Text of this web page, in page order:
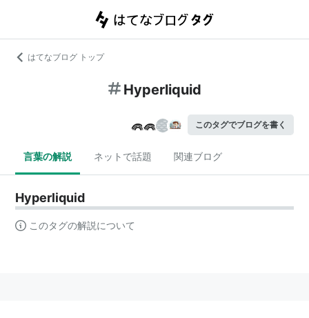
はてなブログ トップ
Hyperliquid
このタグでブログを書く
言葉の解説 ネットで話題 関連ブログ
Hyperliquid
このタグの解説について